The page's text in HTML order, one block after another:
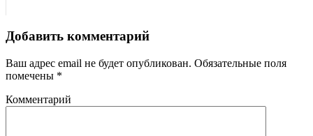
Добавить комментарий
Ваш адрес email не будет опубликован. Обязательные поля
помечены *
Комментарий